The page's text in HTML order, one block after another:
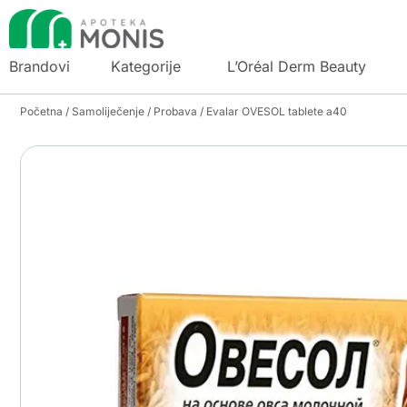
Brandovi Kategorije L’Oréal Derm Beauty
Početna / Samoliječenje / Probava / Evalar OVESOL tablete a40